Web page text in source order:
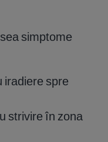
simptome
iradiere spre
strivire în zona